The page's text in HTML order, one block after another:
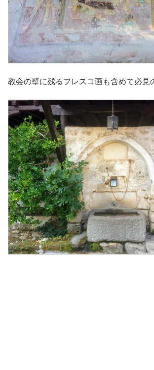
教会の壁に残るフレスコ画も含めて必見